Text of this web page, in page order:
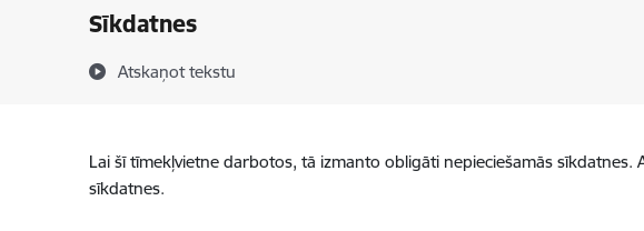
Sīkdatnes
Atskaņot tekstu
Lai šī tīmekļvietne darbotos, tā izmanto obligāti nepieciešamās
sīkdatnes.